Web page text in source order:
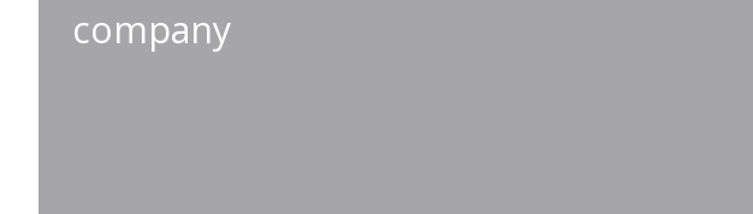
company